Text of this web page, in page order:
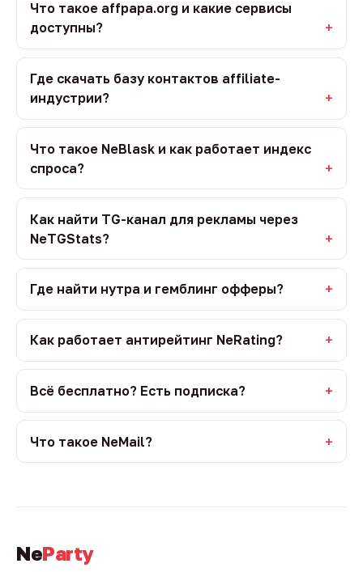
Что такое affpapa.org и какие сервисы
доступны?
Где скачать базу контактов affiliate-
индустрии?
Что такое NeBlask и как работает индекс
спроса?
Как найти TG-канал для рекламы через
NeTGStats?
Где найти нутра и гемблинг офферы?
Как работает антирейтинг NeRating?
Всё бесплатно? Есть подписка?
Что такое NeMail?
NeParty